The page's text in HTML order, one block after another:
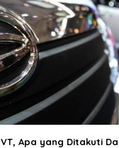
Apa yang Ditakuti